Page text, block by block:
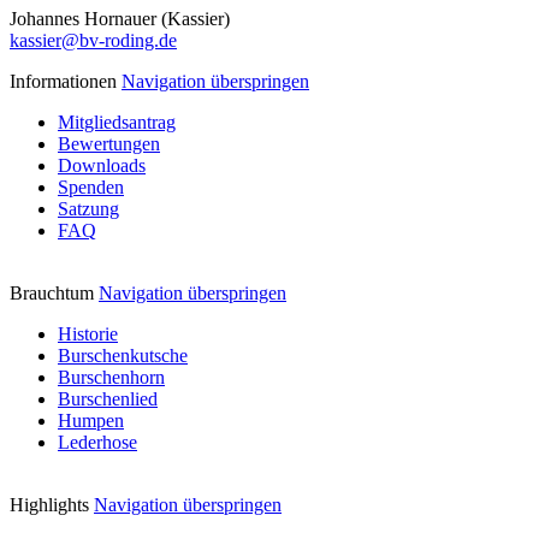
Johannes Hornauer (Kassier)
kassier@bv-roding.de
Informationen Navigation überspringen
Mitgliedsantrag
Bewertungen
Downloads
Spenden
Satzung
FAQ
Brauchtum Navigation überspringen
Historie
Burschenkutsche
Burschenhorn
Burschenlied
Humpen
Lederhose
Highlights Navigation überspringen